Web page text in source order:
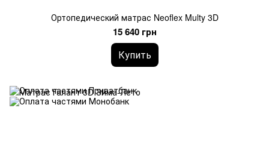
Ортопедический матрас Neoflex Multy 3D
15 640 грн
Купить